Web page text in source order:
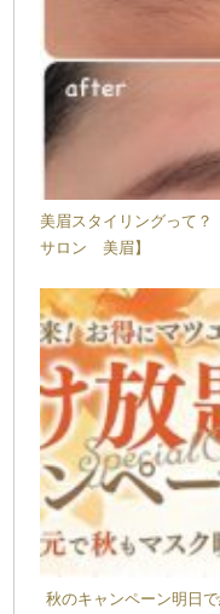
美眉スタイリングって
サロン 美眉】
秋のキャンペーン明